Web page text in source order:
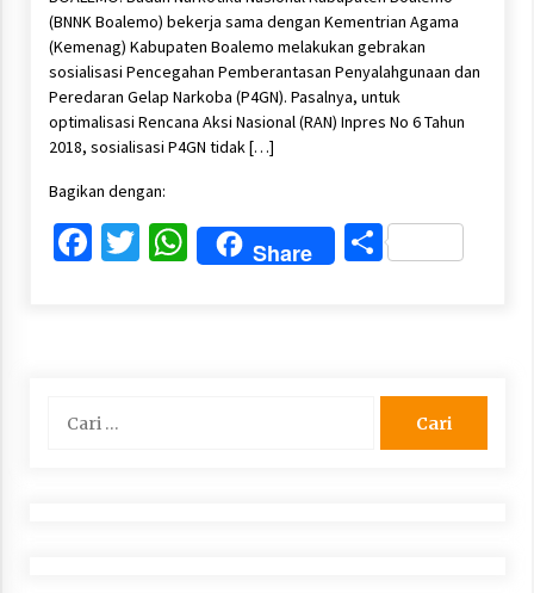
(BNNK Boalemo) bekerja sama dengan Kementrian Agama
(Kemenag) Kabupaten Boalemo melakukan gebrakan
sosialisasi Pencegahan Pemberantasan Penyalahgunaan dan
Peredaran Gelap Narkoba (P4GN). Pasalnya, untuk
optimalisasi Rencana Aksi Nasional (RAN) Inpres No 6 Tahun
2018, sosialisasi P4GN tidak […]
Bagikan dengan:
Facebook
Twitter
WhatsApp
Share Share
untuk: